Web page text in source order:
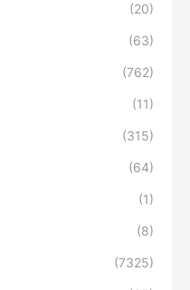
(20)
(63)
(762)
(11)
(315)
(64)
(1)
(8)
(7325)